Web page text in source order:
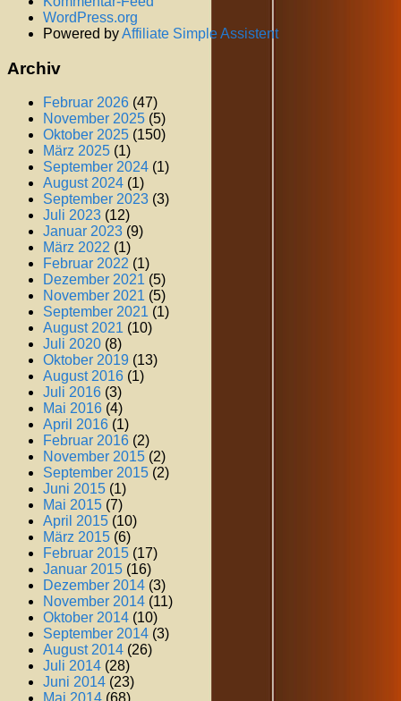
WordPress.org
Powered byAffiliate Simple Assistent
Archiv
Februar 2026 (47)
November 2025 (5)
Oktober 2025 (150)
März 2025 (1)
September 2024 (1)
August 2024 (1)
September 2023 (3)
Juli 2023 (12)
Januar 2023 (9)
März 2022 (1)
Februar 2022 (1)
Dezember 2021 (5)
November 2021 (5)
September 2021 (1)
August 2021 (10)
Juli 2020 (8)
Oktober 2019 (13)
August 2016 (1)
Juli 2016 (3)
Mai 2016 (4)
April 2016 (1)
Februar 2016 (2)
November 2015 (2)
September 2015 (2)
Juni 2015 (1)
Mai 2015 (7)
April 2015 (10)
März 2015 (6)
Februar 2015 (17)
Januar 2015 (16)
Dezember 2014 (3)
November 2014 (11)
Oktober 2014 (10)
September 2014 (3)
August 2014 (26)
Juli 2014 (28)
Juni 2014 (23)